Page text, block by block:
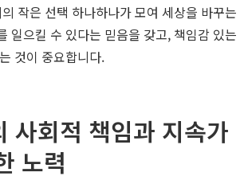
작은 선택 하나하나가 모여 세상을 바꾸는
일으킬 수 있다는 믿음을 갖고, 책임감 있는
것이 중요합니다.
사회적 책임과 지속가
노력